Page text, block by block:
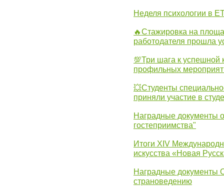
Неделя психологии в
🔥Стажировка на
работодателя прошла
💯Три шага к успешной
профильных
💥Студенты
приняли участие в
Наградные документы
гостеприимства"
Итоги XIV
искусства «Новая
Наградные документы
страноведению